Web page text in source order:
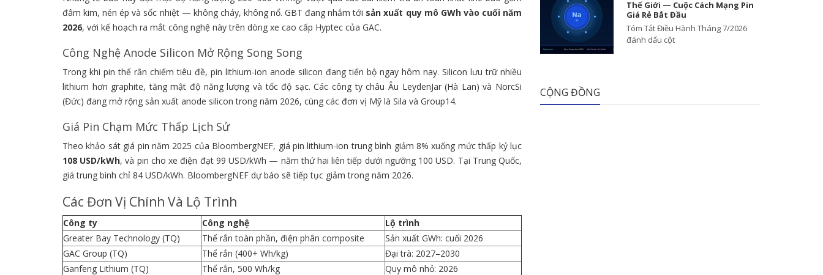
đâm kim, nén ép và sốc nhiệt — không cháy, không nổ. GBT đang nhắm tới sản xuất quy mô GWh vào cuối năm
2026, với kế hoạch ra mắt công nghệ này trên dòng xe cao cấp Hyptec của GAC.
Công Nghệ Anode Silicon Mở Rộng Song Song
Trong khi pin thể rắn chiếm tiêu đề, pin lithium-ion anode silicon đang tiến bộ ngay hôm nay. Silicon lưu trữ nhiều
lithium hơn graphite, tăng mật độ năng lượng và tốc độ sạc. Các công ty châu Âu LeydenJar (Hà Lan) và NorcSi
(Đức) đang mở rộng sản xuất anode silicon trong năm 2026, cùng các đơn vị Mỹ là Sila và Group14.
Giá Pin Chạm Mức Thấp Lịch Sử
Theo khảo sát giá pin năm 2025 của BloombergNEF, giá pin lithium-ion trung bình giảm 8% xuống mức thấp kỷ lục
108 USD/kWh, và pin cho xe điện đạt 99 USD/kWh — năm thứ hai liên tiếp dưới ngưỡng 100 USD. Tại Trung Quốc,
giá trung bình chỉ 84 USD/kWh. BloombergNEF dự báo sẽ tiếp tục giảm trong năm 2026.
Các Đơn Vị Chính Và Lộ Trình
Công ty Công nghệ
Lộ trình
Greater Bay Technology (TQ)
Thể rắn toàn phần, điện phân composite
Sản xuất GWh: cuối 2026
GAC Group (TQ)
Thể rắn (400+ Wh/kg)
Đại trà: 2027–2030
Ganfeng Lithium (TQ)
Thể rắn, 500 Wh/kg
Quy mô nhỏ: 2026
Thế Giới — Cuộc Cách Mạng Pin
Giá Rẻ Bắt Đầu
Tóm Tắt Điều Hành Tháng 7/2026
đánh dấu cột
CỘNG ĐỒNG